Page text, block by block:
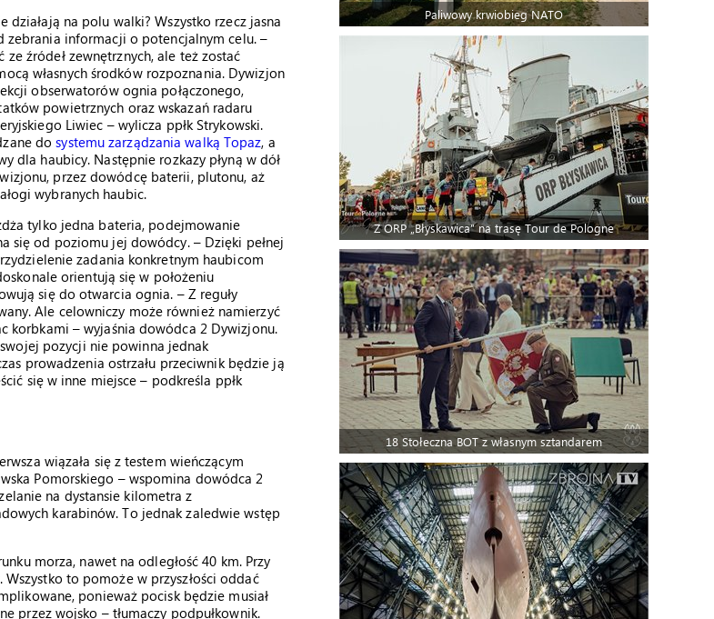
działają na polu walki? Wszystko rzecz jasna
zebrania informacji o potencjalnym celu. –
ze źródeł zewnętrznych, ale też zostać
własnych środków rozpoznania. Dywizjon
obserwatorów ognia połączonego,
powietrznych oraz wskazań radaru
Liwiec – wylicza ppłk Strykowski.
dosystemu zarządzania walką Topaz, a
dla haubicy. Następnie rozkazy płyną w dół
przez dowódcę baterii, plutonu, aż
wybranych haubic.
tylko jedna bateria, podejmowanie
się od poziomu jej dowódcy. – Dzięki pełnej
zadania konkretnym haubicom
orientują się w położeniu
się do otwarcia ognia. – Z reguły
Ale celowniczy może również namierzyć
korbkami – wyjaśnia dowódca 2 Dywizjonu.
pozycji nie powinna jednak
prowadzenia ostrzału przeciwnik będzie ją
się w inne miejsce – podkreśla ppłk
wiązała się z testem wieńczącym
Pomorskiego – wspomina dowódca 2
na dystansie kilometra z
karabinów. To jednak zaledwie wstęp
morza, nawet na odległość 40 km. Przy
to pomoże w przyszłości oddać
ponieważ pocisk będzie musiał
przez wojsko – tłumaczy podpułkownik.
Paliwowy krwiobieg NATO
Z ORP „Błyskawica” na trasę Tour de Pologne
18 Stołeczna BOT z własnym sztandarem